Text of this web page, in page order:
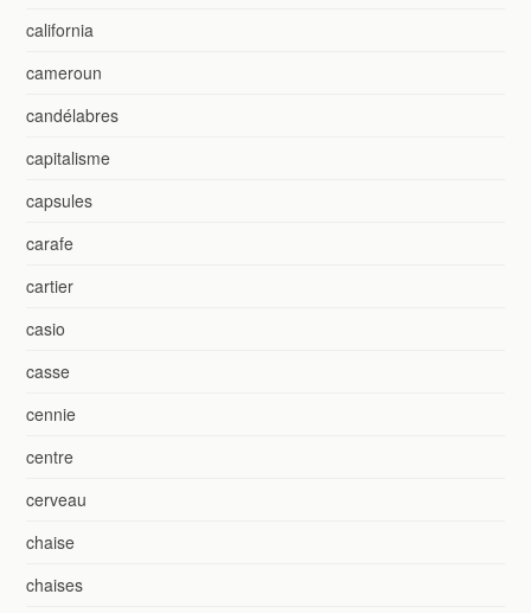
california
cameroun
candélabres
capitalisme
capsules
carafe
cartier
casio
casse
cennie
centre
cerveau
chaise
chaises